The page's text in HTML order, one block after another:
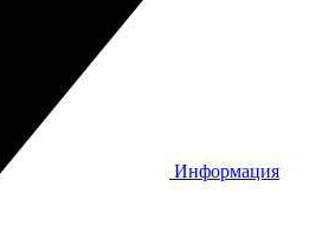
Информация